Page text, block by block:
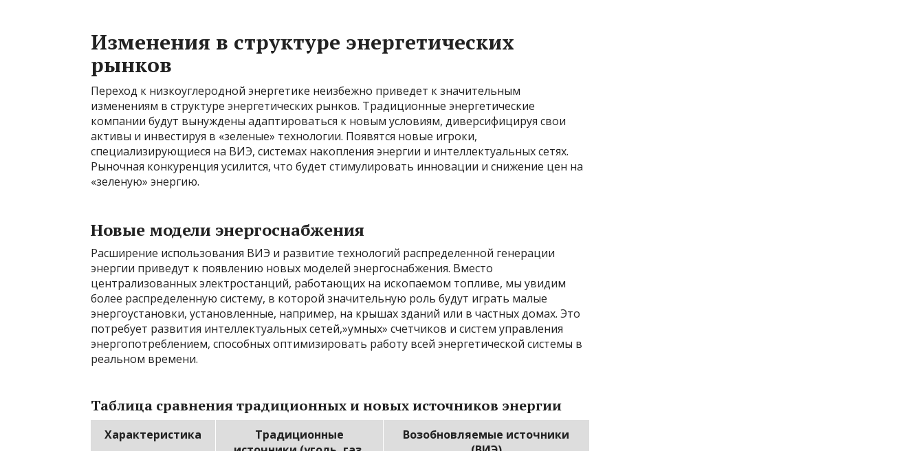
Изменения в структуре энергетических
рынков
Переход к низкоуглеродной энергетике неизбежно приведет к значительным
изменениям в структуре энергетических рынков. Традиционные энергетические
компании будут вынуждены адаптироваться к новым условиям, диверсифицируя свои
активы и инвестируя в «зеленые» технологии. Появятся новые игроки,
специализирующиеся на ВИЭ, системах накопления энергии и интеллектуальных сетях.
Рыночная конкуренция усилится, что будет стимулировать инновации и снижение цен на
«зеленую» энергию.
Новые модели энергоснабжения
Расширение использования ВИЭ и развитие технологий распределенной генерации
энергии приведут к появлению новых моделей энергоснабжения. Вместо
централизованных электростанций, работающих на ископаемом топливе, мы увидим
более распределенную систему, в которой значительную роль будут играть малые
энергоустановки, установленные, например, на крышах зданий или в частных домах. Это
потребует развития интеллектуальных сетей,»умных» счетчиков и систем управления
энергопотреблением, способных оптимизировать работу всей энергетической системы в
реальном времени.
Таблица сравнения традиционных и новых источников энергии
Характеристика
Традиционные
Возобновляемые источники